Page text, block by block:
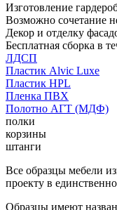
Изготовление
Возможно сочетание
Декор и отделку
Бесплатная сборка в
ЛДСП
Пластик Alvic Luxe
Пластик HPL
Пленка ПВХ
Полотно АГТ (МДФ)
полки
корзины
штанги
Все образцы мебели
проекту в
Образцы имеют